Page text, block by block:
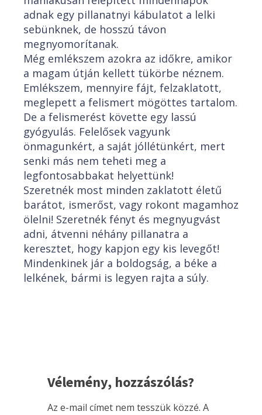
adnak egy pillanatnyi kábulatot a lelki
sebünknek, de hosszú távon
megnyomorítanak.
Még emlékszem azokra az időkre, amikor
a magam útján kellett tükörbe néznem.
Emlékszem, mennyire fájt, felzaklatott,
meglepett a felismert mögöttes tartalom.
De a felismerést követte egy lassú
gyógyulás. Felelősek vagyunk
önmagunkért, a saját jóllétünkért, mert
senki más nem teheti meg a
legfontosabbakat helyettünk!
Szeretnék most minden zaklatott életű
barátot, ismerőst, vagy rokont magamhoz
ölelni! Szeretnék fényt és megnyugvást
adni, átvenni néhány pillanatra a
keresztet, hogy kapjon egy kis levegőt!
Mindenkinek jár a boldogság, a béke a
lelkének, bármi is legyen rajta a súly.
Vélemény, hozzászólás?
Az e-mail címet nem tesszük közzé. A